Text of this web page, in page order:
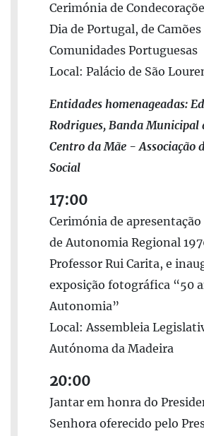
Cerimónia de
Dia de Portugal, de Camões
Comunidades Portuguesas
Local: Palácio de São
Entidades homenageadas:
Rodrigues, Banda Municipal
Centro da Mãe - Associação
Social
17:00
Cerimónia de
de Autonomia Regional
Professor Rui Carita, e
exposição fotográfica “50
Autonomia”
Local: Assembleia
Autónoma da Madeira
20:00
Jantar em honra do
Senhora oferecido pelo